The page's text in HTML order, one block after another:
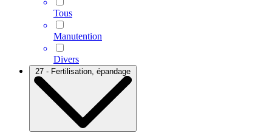
Tous
Manutention
Divers
27 - Fertilisation, épandage